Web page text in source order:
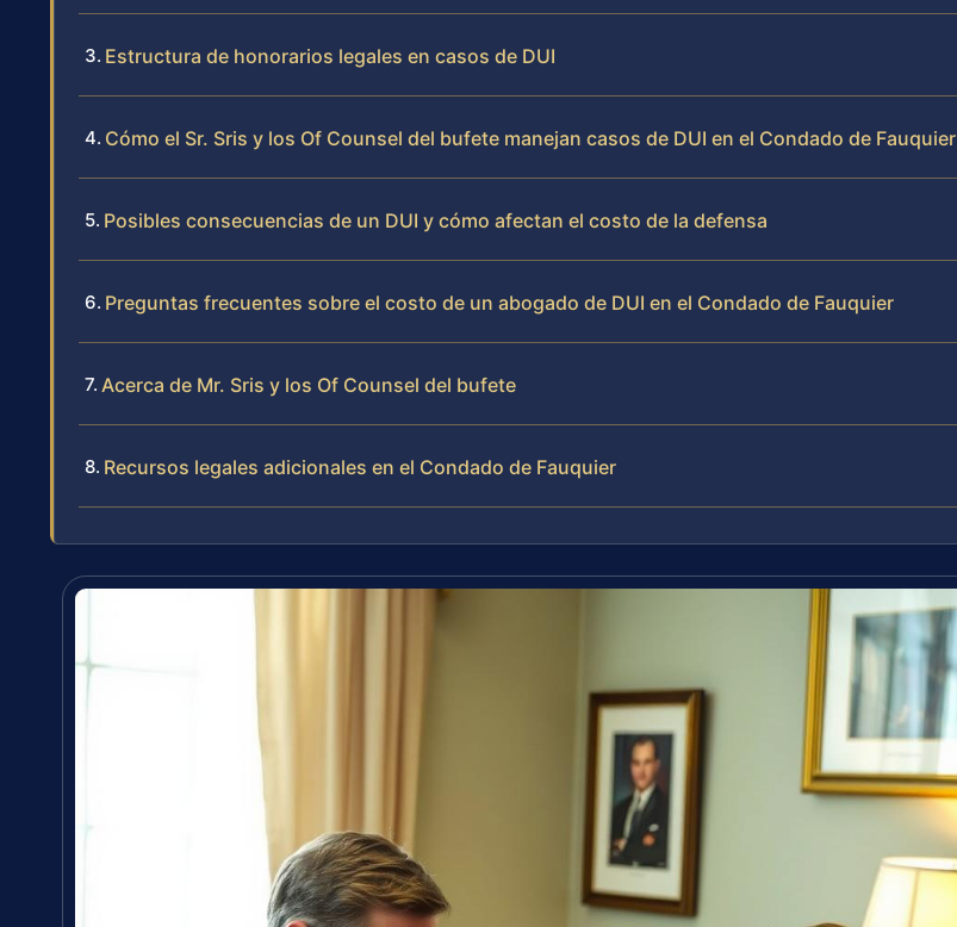
Estructura de honorarios legales en casos de DUI
Cómo el Sr. Sris y los Of Counsel del bufete manejan casos de DUI en el Condado de Fauquier
Posibles consecuencias de un DUI y cómo afectan el costo de la defensa
Preguntas frecuentes sobre el costo de un abogado de DUI en el Condado de Fauquier
Acerca de Mr. Sris y los Of Counsel del bufete
Recursos legales adicionales en el Condado de Fauquier